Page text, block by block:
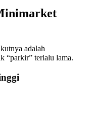
adalah
“parkir” terlalu lama.